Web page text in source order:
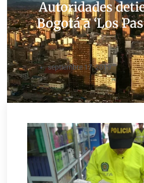
Autoridades
Bogotá a ‘Los
septiembre 17, 2019